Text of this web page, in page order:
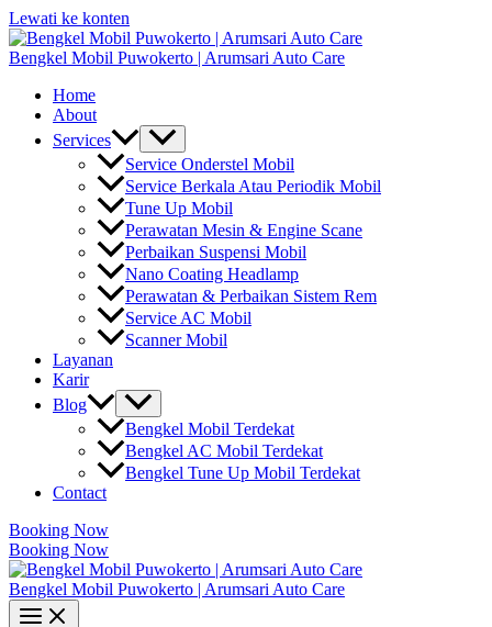
Lewati ke konten
Bengkel Mobil Puwokerto | Arumsari Auto Care
Home
About
Services
Service Onderstel Mobil
Service Berkala Atau Periodik Mobil
Tune Up Mobil
Perawatan Mesin & Engine Scane
Perbaikan Suspensi Mobil
Nano Coating Headlamp
Perawatan & Perbaikan Sistem Rem
Service AC Mobil
Scanner Mobil
Layanan
Karir
Blog
Bengkel Mobil Terdekat
Bengkel AC Mobil Terdekat
Bengkel Tune Up Mobil Terdekat
Contact
Booking Now
Booking Now
Bengkel Mobil Puwokerto | Arumsari Auto Care